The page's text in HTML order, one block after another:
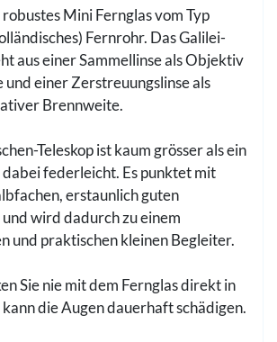
Mini Fernglas vom Typ
Fernrohr. Das Galilei-
aus einer Sammellinse als Objektiv
einer Zerstreuungslinse als
Brennweite.
Teleskop ist kaum grösser als ein
federleicht. Es punktet mit
erstaunlich guten
wird dadurch zu einem
und praktischen kleinen Begleiter.
Sie nie mit dem Fernglas direkt in
die Augen dauerhaft schädigen.